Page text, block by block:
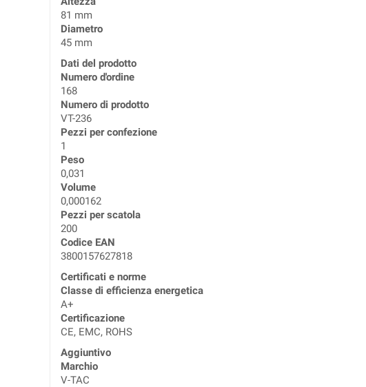
81 mm
Diametro
45 mm
Dati del prodotto
Numero d'ordine
168
Numero di prodotto
VT-236
Pezzi per confezione
1
Peso
0,031
Volume
0,000162
Pezzi per scatola
200
Codice EAN
3800157627818
Certificati e norme
Classe di efficienza energetica
A+
Certificazione
CE, EMC, ROHS
Aggiuntivo
Marchio
V-TAC